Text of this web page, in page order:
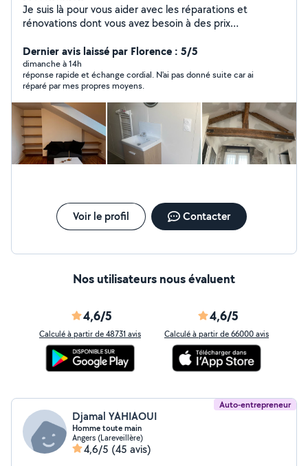
Je suis là pour vous aider avec les réparations et
rénovations dont vous avez besoin à des prix
Parquet Réparation d'ordinateur.(maintenance et
réparation de tous types d'ordinateurs) Petits travaux
électriques.(installation de lustres et de lampes,
réparation de prises et d'interrupteurs, etc) Plomberie à
petite échelle. (remplacement du robinet, etc)
Entretien et réparation de jardin. Et toute autre tâche
pour laquelle vous avez besoin d'aide.
Dernier avis laissé par Florence : 5/5
dimanche à 14h
réponse rapide et échange cordial. N'ai pas donné suite car ai
réparé par mes propres moyens.
Voir le profil Contacter
Nos utilisateurs nous évaluent
4,6/5
Calculé à partir de 48731 avis
4,6/5
Calculé à partir de 66000 avis
Auto-entrepreneur
Djamal YAHIAOUI
Homme toute main
Angers (Lareveillère)
4,6/5 (45 avis)